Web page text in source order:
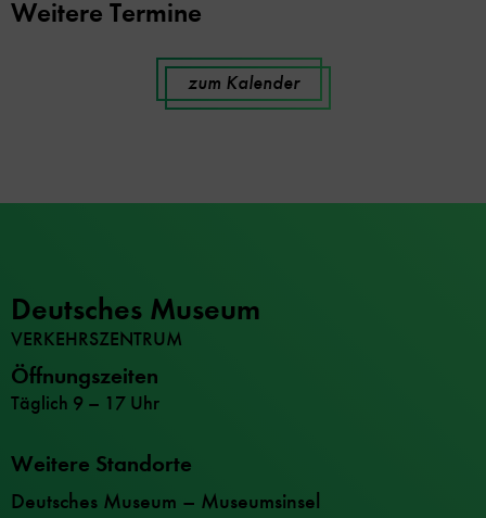
Weitere Termine
zum Kalender
Deutsches Museum
VERKEHRSZENTRUM
Öffnungszeiten
Täglich 9 – 17 Uhr
Weitere Standorte
Deutsches Museum – Museumsinsel